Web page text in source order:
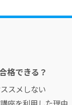
格できる？
スメしない